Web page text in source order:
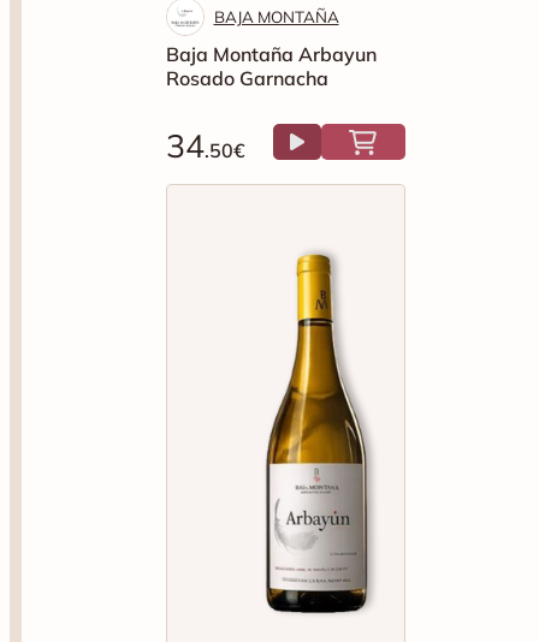
BAJA MONTAÑA
Baja Montaña Arbayun
Rosado Garnacha
34.50€